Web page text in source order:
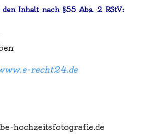
Inhalt nach §55 Abs. 2 RStV:
recht24.de
hochzeitsfotografie.de